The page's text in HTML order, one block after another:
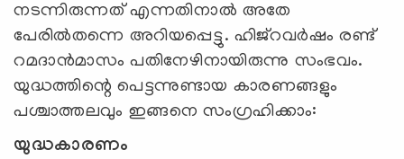
നടന്നിരുന്നത് എന്നതിനാല്‍ അതേ
പേരില്‍തന്നെ അറിയപ്പെട്ടു. ഹിജ്‌റവര്‍ഷം രണ്ട്
റമദാന്‍മാസം പതിനേഴിനായിരുന്നു സംഭവം.
യുദ്ധത്തിന്റെ പെട്ടന്നുണ്ടായ കാരണങ്ങളും
പശ്ചാത്തലവും ഇങ്ങനെ സംഗ്രഹിക്കാം:
യുദ്ധകാരണം